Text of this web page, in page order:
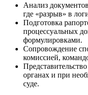
Анализ
где «разрыв» в
Подготовка
процессуальных
формулировками.
Сопровождение
комиссией,
органах и при
суде.